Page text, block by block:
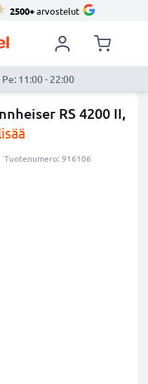
2500+arvostelut
Pe: 11:00 - 22:00
RS 4200 II,
Tuotenumero: 916106